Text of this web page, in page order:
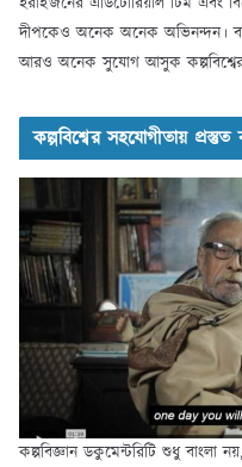
দীপকেও অনেক অনেক অভিনন্দন।
আরও অনেক সুযোগ আসুক
কল্পবিশ্বের সহযোগীতায়
কল্পবিজ্ঞান ডকুমেন্টরিটি শুধু বাংলা